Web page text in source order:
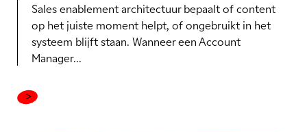
Sales enablement architectuur bepaalt of content
op het juiste moment helpt, of ongebruikt in het
systeem blijft staan. Wanneer een Account
Manager...